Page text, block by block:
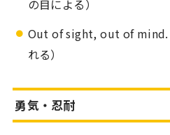
の目による）
Out of sight, out of mind.
れる）
勇気・忍耐